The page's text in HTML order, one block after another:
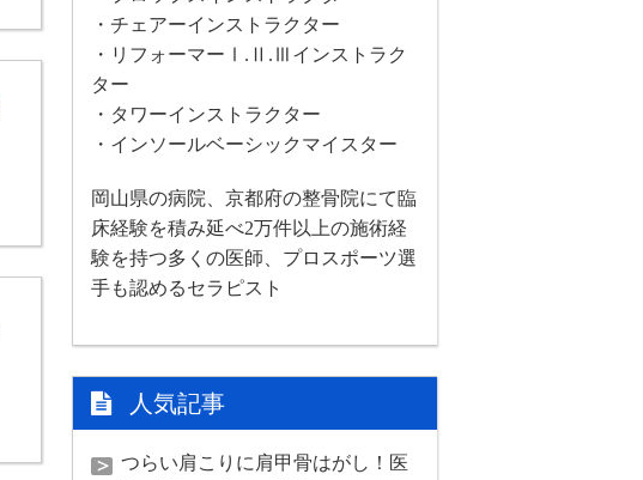
・チェアーインストラクター
・リフォーマーⅠ.Ⅱ.Ⅲインストラク
ター
・タワーインストラクター
・インソールベーシックマイスター
岡山県の病院、京都府の整骨院にて臨
床経験を積み延べ2万件以上の施術経
験を持つ多くの医師、プロスポーツ選
手も認めるセラピスト
人気記事
つらい肩こりに肩甲骨はがし！医